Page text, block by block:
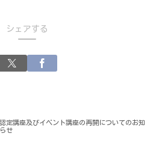
シェアする
認定講座及びイベント講座の再開についてのお知
らせ